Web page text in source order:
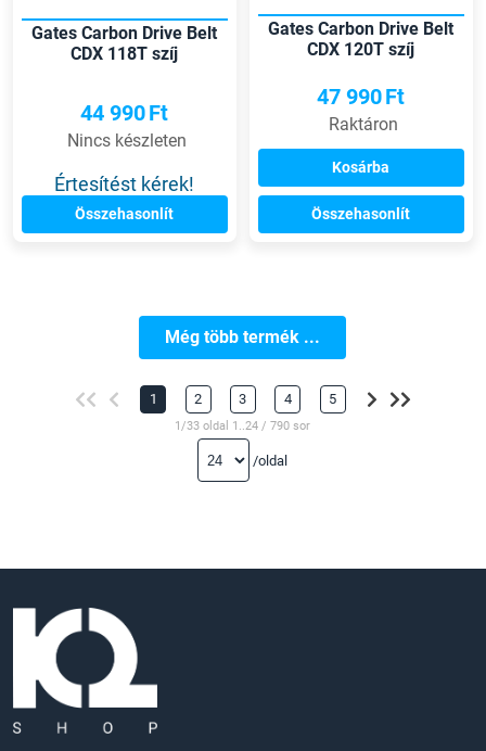
Gates Carbon Drive Belt
CDX 118T szíj
44 990Ft
Nincs készleten
Értesítést kérek!
Összehasonlít
Gates Carbon Drive Belt
CDX 120T szíj
47 990Ft
Raktáron
Kosárba
Összehasonlít
Még több termék ...
1 2 3 4 5
1/33 oldal 1..24 / 790 sor
/oldal